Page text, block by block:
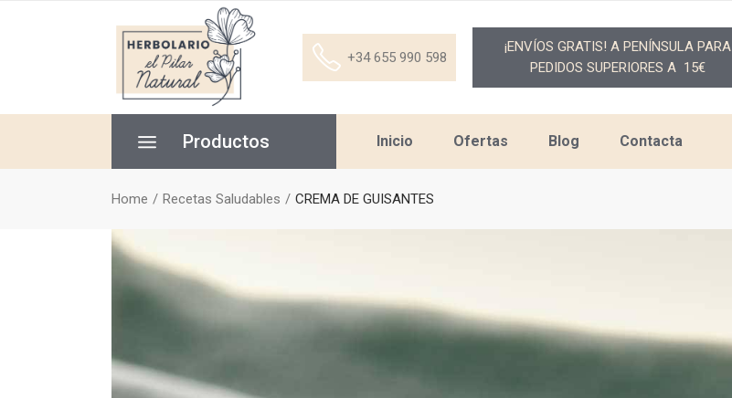
+34 655 990 598
¡ENVÍOS GRATIS! A PENÍNSULA PARA
PEDIDOS SUPERIORES A 15€
Productos Inicio Ofertas Blog Contacta
Home Recetas Saludables CREMA DE GUISANTES